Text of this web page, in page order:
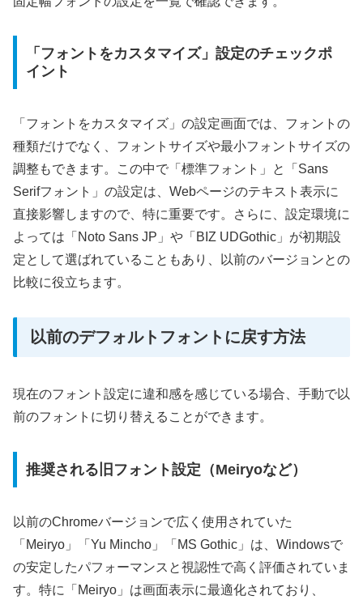
「フォントをカスタマイズ」設定のチェックポ
イント
「フォントをカスタマイズ」の設定画面では、フォントの
種類だけでなく、フォントサイズや最小フォントサイズの
調整もできます。この中で「標準フォント」と「Sans
Serifフォント」の設定は、Webページのテキスト表示に
直接影響しますので、特に重要です。さらに、設定環境に
よっては「Noto Sans JP」や「BIZ UDGothic」が初期設
定として選ばれていることもあり、以前のバージョンとの
比較に役立ちます。
以前のデフォルトフォントに戻す方法
現在のフォント設定に違和感を感じている場合、手動で以
前のフォントに切り替えることができます。
推奨される旧フォント設定（Meiryoなど）
以前のChromeバージョンで広く使用されていた
「Meiryo」「Yu Mincho」「MS Gothic」は、Windowsで
の安定したパフォーマンスと視認性で高く評価されていま
す。特に「Meiryo」は画面表示に最適化されており、